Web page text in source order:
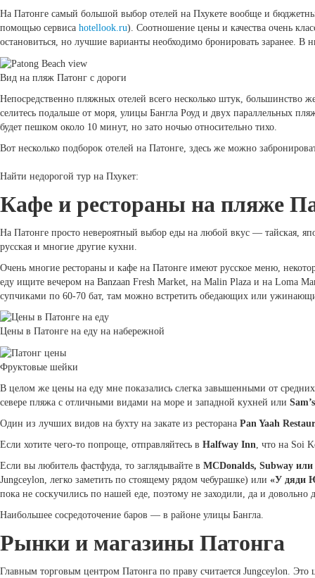
На Патонге самый большой выбор отелей на Пхукете вообще и
помощью сервиса hotellook.ru). Соотношение цены и качества очень
остановиться, но лучшие варианты необходимо бронировать заранее. В
Вид на пляж Патонг с дороги
Непосредственно пляжных отелей всего несколько штук, большинство
селитесь подальше от моря, улицы Бангла Роуд и двух параллельных
будет пешком около 10 минут, но зато ночью относительно тихо.
Вот несколько подборок отелей на Патонге, здесь же можно
Найти недорогой тур на Пхукет:
Кафе и рестораны на пляже
На Патонге просто невероятный выбор еды на любой вкус — тайская,
русская и многие другие кухни.
Очень многие рестораны и кафе на Патонге имеют русское меню,
еду ищите вечером на Banzaan Fresh Market, на Malin Plaza и на Loma
супчиками по 60-70 бат, там можно встретить обедающих или
Цены в Патонге на еду на набережной
Фруктовые шейки
В целом же цены на еду мне показались слегка завышенными от
севере пляжа с отличными видами на море и западной кухней или
Один из лучших видов на бухту на закате из ресторана Pan Yaah
Если хотите чего-то попроще, отправляйтесь в Halfway Inn, что на Soi
Если вы любитель фастфуда, то заглядывайте в MCDonalds, Subway
Jungceylon, легко заметить по стоящему рядом чебурашке) или «У дяди
пока не соскучились по нашей еде, поэтому не заходили, да и довольно
Наибольшее сосредоточение баров — в районе улицы Бангла.
Рынки и магазины Патонга
Главным торговым центром Патонга по праву считается Jungceylon.